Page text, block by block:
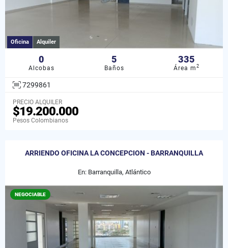
Oficina Alquiler
0
Alcobas
5
Baños
335
Área m2
7299861
PRECIO ALQUILER
$19.200.000
Pesos Colombianos
ARRIENDO OFICINA LA CONCEPCION - BARRANQUILLA
En: Barranquilla, Atlántico
NEGOCIABLE